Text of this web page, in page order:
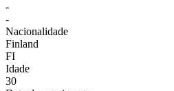
-
-
Nacionalidade
Finland
FI
Idade
30